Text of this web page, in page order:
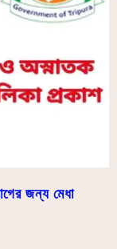
জন্য মেধা